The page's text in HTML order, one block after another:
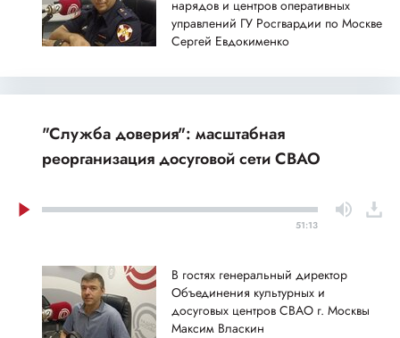
нарядов и центров оперативных
управлений ГУ Росгвардии по Москве
Сергей Евдокименко
"Служба доверия": масштабная
реорганизация досуговой сети СВАО
51:13
В гостях генеральный директор
Объединения культурных и
досуговых центров СВАО г. Москвы
Максим Власкин